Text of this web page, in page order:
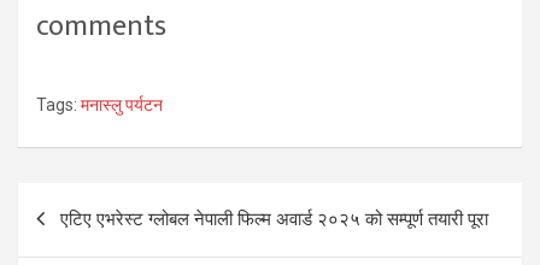
comments
Tags: मनास्लु पर्यटन
Post
navigation
एटिए एभरेस्ट ग्लोबल नेपाली फिल्म अवार्ड २०२५ को सम्पूर्ण तयारी पूरा